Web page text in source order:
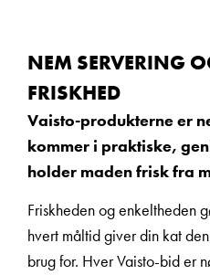
NEM SERVERING
FRISKHED
Vaisto-produkterne er
kommer i praktiske,
holder maden frisk fra
Friskheden og enkeltheden
hvert måltid giver din kat
brug for. Hver Vaisto-bid er